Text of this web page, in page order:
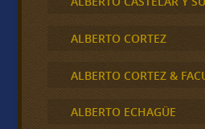
ALBERTO CORTEZ
ALBERTO CORTEZ &
ALBERTO ECHAGÜE